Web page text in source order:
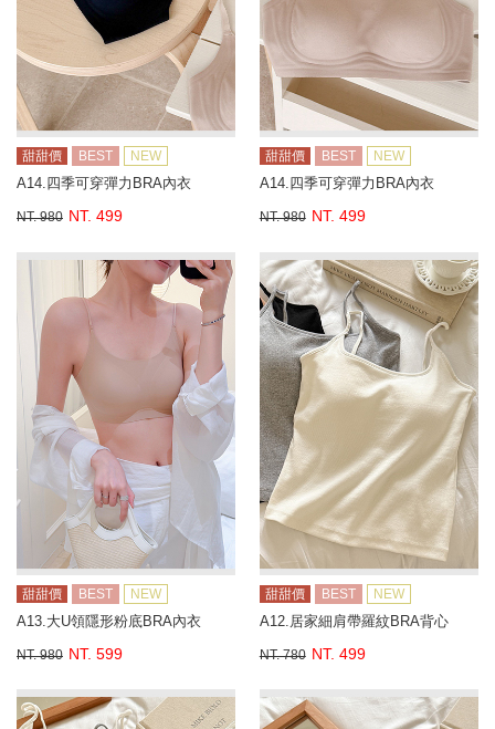
甜甜價 BEST NEW
A14.四季可穿彈力BRA內衣
NT. 980 NT. 499
甜甜價 BEST NEW
A14.四季可穿彈力BRA內衣
NT. 980 NT. 499
甜甜價 BEST NEW
A13.大U領隱形粉底BRA內衣
NT. 980 NT. 599
甜甜價 BEST NEW
A12.居家細肩帶羅紋BRA背心
NT. 780 NT. 499